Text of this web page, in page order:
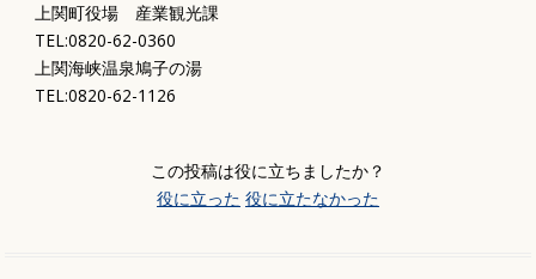
上関町役場 産業観光課
TEL:0820-62-0360
上関海峡温泉鳩子の湯
TEL:0820-62-1126
この投稿は役に立ちましたか？
役に立った 役に立たなかった